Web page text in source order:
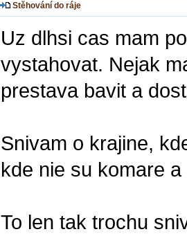
Stěhování do ráje
Uz dlhsi cas mam
vystahovat. Nejak
prestava bavit a
Snivam o krajine,
kde nie su komare
To len tak trochu